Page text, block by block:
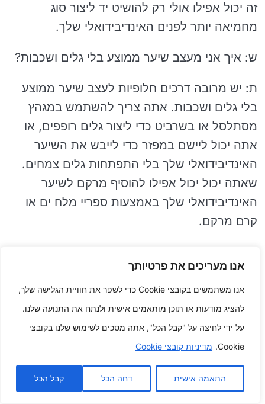
אנו מעריכים את פרטיותך
אנו משתמשים בקובצי Cookie כדי לשפר את חוויית הגלישה שלך,
להציג מודעות או תוכן מותאמים אישית ולנתח את התנועה שלנו.
על ידי לחיצה על "קבל הכל", אתה מסכים לשימוש שלנו בקובצי
Cookie. מדיניות קובצי Cookie
התאמה אישית דחה הכל קבל הכל
זה יכול אפילו אולי רק להושיט יד ליצור סוג
מחמיאה יותר לפנים האינדיבידואלי שלך.
ש: איך אני מעצב שיער ממוצע בלי גלים ושכבות?
ת: יש מרובה דרכים חלופיות לעצב שיער ממוצע
בלי גלים ושכבות. אתה צריך להשתמש במגהץ
מסתלסל או בשרביט כדי ליצור גלים רופפים, או
אתה יכול ליישם במפזר כדי לייבש את השיער
האינדיבידואלי שלך בלי התפתחות גלים צמחים.
שאתה יכול יכול אפילו להוסיף מרקם לשיער
האינדיבידואלי שלך באמצעות ספריי מלח ים או
קרם מרקם.
גלים ושכבות?
ת: ישנם מרובה סחורה לא מעט מ שיכולים
להושיט יד לך להגיע את המראה של שיער ממוצע
בלי גלים ושכבות. אתה צריך להשתמש בקרם
האינדיבידואלי שלך, או אתה יכול ליישם בספריי
מרקם כדי להוסיף כמות ומרקם. שאתה יכול יכול